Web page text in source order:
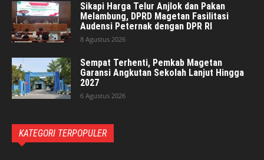
Sikapi Harga Telur Anjlok dan Pakan
Melambung, DPRD Magetan Fasilitasi
Audensi Peternak dengan DPR RI
8 Agustus 2026
Sempat Terhenti, Pemkab Magetan
Garansi Angkutan Sekolah Lanjut Hingga
2027
6 Agustus 2026
KATEGORI TERPOPULER